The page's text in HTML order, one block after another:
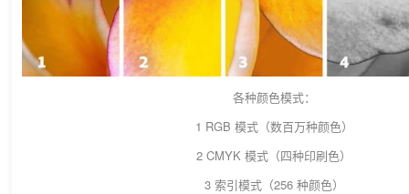
各种颜色模式：
1 RGB 模式（数百万种颜色）
2 CMYK 模式（四种印刷色）
3 索引模式（256 种颜色）